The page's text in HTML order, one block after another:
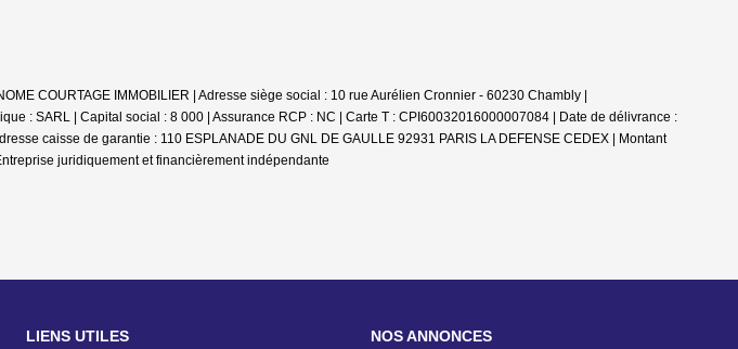
COURTAGE IMMOBILIER | Adresse siège social : 10 rue Aurélien Cronnier - 60230 Chambly |
: SARL | Capital social : 8 000 | Assurance RCP : NC | Carte T : CPI60032016000007084 | Date de délivrance :
caisse de garantie : 110 ESPLANADE DU GNL DE GAULLE 92931 PARIS LA DEFENSE CEDEX | Montant
juridiquement et financièrement indépendante
LIENS UTILES NOS ANNONCES